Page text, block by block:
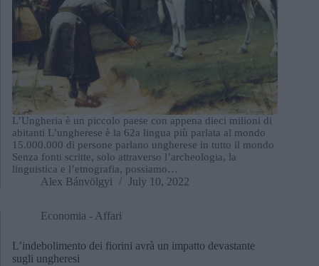
L’Ungheria è un piccolo paese con appena dieci milioni di
abitanti L’ungherese è la 62a lingua più parlata al mondo
15.000.000 di persone parlano ungherese in tutto il mondo
Senza fonti scritte, solo attraverso l’archeologia, la
linguistica e l’etnografia, possiamo…
Alex Bánvölgyi July 10, 2022
Economia - Affari
L’indebolimento dei fiorini avrà un impatto devastante
sugli ungheresi